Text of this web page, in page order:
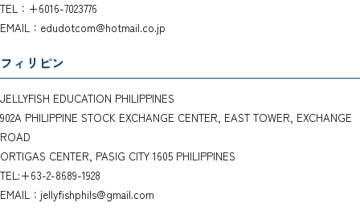
TEL：+6016-7023776
EMAIL：edudotcom@hotmail.co.jp
フィリピン
JELLYFISH EDUCATION PHILIPPINES
902A PHILIPPINE STOCK EXCHANGE CENTER, EAST TOWER, EXCHANGE
ROAD
ORTIGAS CENTER, PASIG CITY 1605 PHILIPPINES
TEL:+63-2-8689-1928
EMAIL：jellyfishphils@gmail.com